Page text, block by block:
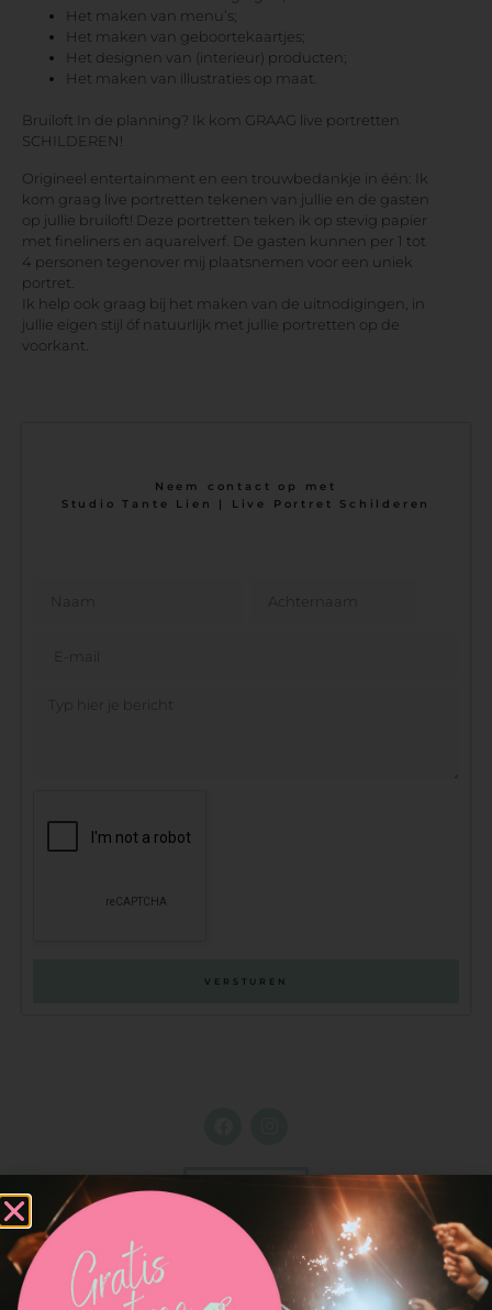
Het maken van menu’s;
Het maken van geboortekaartjes;
Het designen van (interieur) producten;
Het maken van illustraties op maat.
Bruiloft In de planning? Ik kom GRAAG live portretten
SCHILDEREN!
Origineel entertainment en een trouwbedankje in één: Ik
kom graag live portretten tekenen van jullie en de gasten
op jullie bruiloft! Deze portretten teken ik op stevig papier
met fineliners en aquarelverf. De gasten kunnen per 1 tot
4 personen tegenover mij plaatsnemen voor een uniek
portret.
Ik help ook graag bij het maken van de uitnodigingen, in
jullie eigen stijl óf natuurlijk met jullie portretten op de
voorkant.
Neem contact op met
Studio Tante Lien | Live Portret Schilderen
VERSTUREN